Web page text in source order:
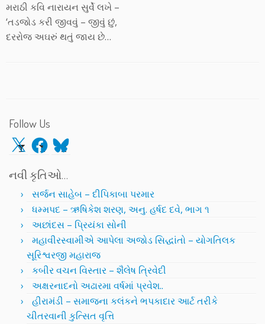
મરાઠી કવિ નારાયન સુર્વે લખે –
‘તડજોડ કરી જીવવું – જીવું છું,
દરરોજ અઘરું થતું જાય છે…
Follow Us
X Facebook
Bluesky
નવી કૃતિઓ…
સર્જન સાહેબ – દીપિકાબા પરમાર
ધમ્મપદ – ઋષિકેશ શરણ, અનુ. હર્ષદ દવે, ભાગ ૧
અછાંદસ – પ્રિયંકા સોની
મહાવીરસ્વામીએ આપેલા અજોડ સિદ્ધાંતો – યોગતિલક
સૂરિશ્વરજી મહારાજ
કબીર વચન વિસ્તાર – શૈલેષ ત્રિવેદી
અક્ષરનાદનો અઢારમા વર્ષમાં પ્રવેશ..
હીરામંડી – સમાજના કલંકને ભપકાદાર આર્ટ તરીકે
ચીતરવાની કુત્સિત વૃત્તિ